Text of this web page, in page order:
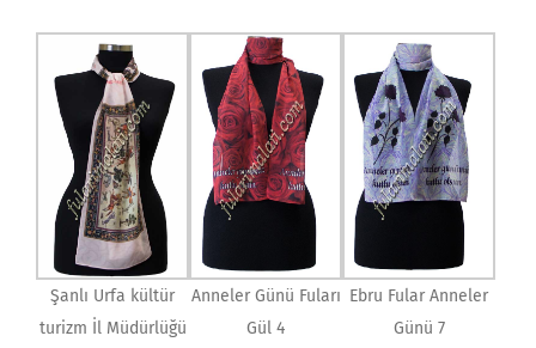
Şanlı Urfa kültür
turizm İl Müdürlüğü
Anneler Günü Fuları
Gül 4
Ebru Fular Anneler
Günü 7